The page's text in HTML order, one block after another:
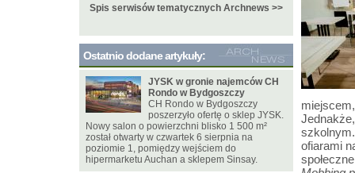
ofiarami
Spis serwisów tematycznych Archnews >>
Ostatnio dodane artykuły:
JYSK w gronie najemców CH
Rondo w Bydgoszczy
CH Rondo w Bydgoszczy
poszerzyło ofertę o sklep JYSK.
Nowy salon o powierzchni blisko 1 500 m²
został otwarty w czwartek 6 sierpnia na
poziomie 1, pomiędzy wejściem do
hipermarketu Auchan a sklepem Sinsay.